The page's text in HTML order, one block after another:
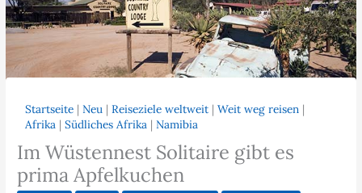
Startseite |Neu |Reiseziele weltweit |Weit weg reisen |
Afrika |Südliches Afrika |Namibia
Im Wüstennest Solitaire gibt es
prima Apfelkuchen